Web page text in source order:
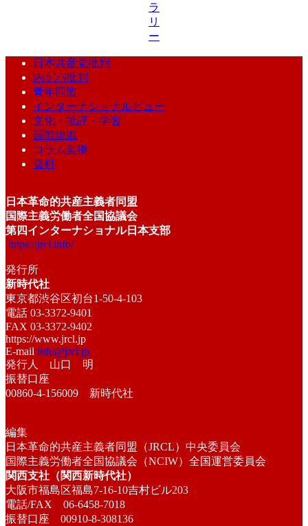
ラ
リ
ー
日本共産党批判
内ゲバ批判
青年同盟
インターナショナルビュー
文化・批評・学習
国際組織
コラム架橋
資料
日本革命的共産主義者同盟
国際主義労働者全国協議会
第四インターナショナル日本支部
https://jrcl.info/
発行所
新時代社
東京都渋谷区初台1-50-4-103
電話 03-3372-9401
FAX 03-3372-9402
https://www.jrcl.jp
E-mail info@jrcl.jp
発行人 山口 明
振替口座
00860-4-156009 新時代社
編集
日本革命的共産主義者同盟（JRCL）中央委員会
国際主義労働者全国協議会（NCIW）全国運営委員会
関西支社（関西新時代社）
大阪市福島区福島7-16-10吉村ビル203
電話/FAX 06-6458-7018
振替口座 00910-8-308136